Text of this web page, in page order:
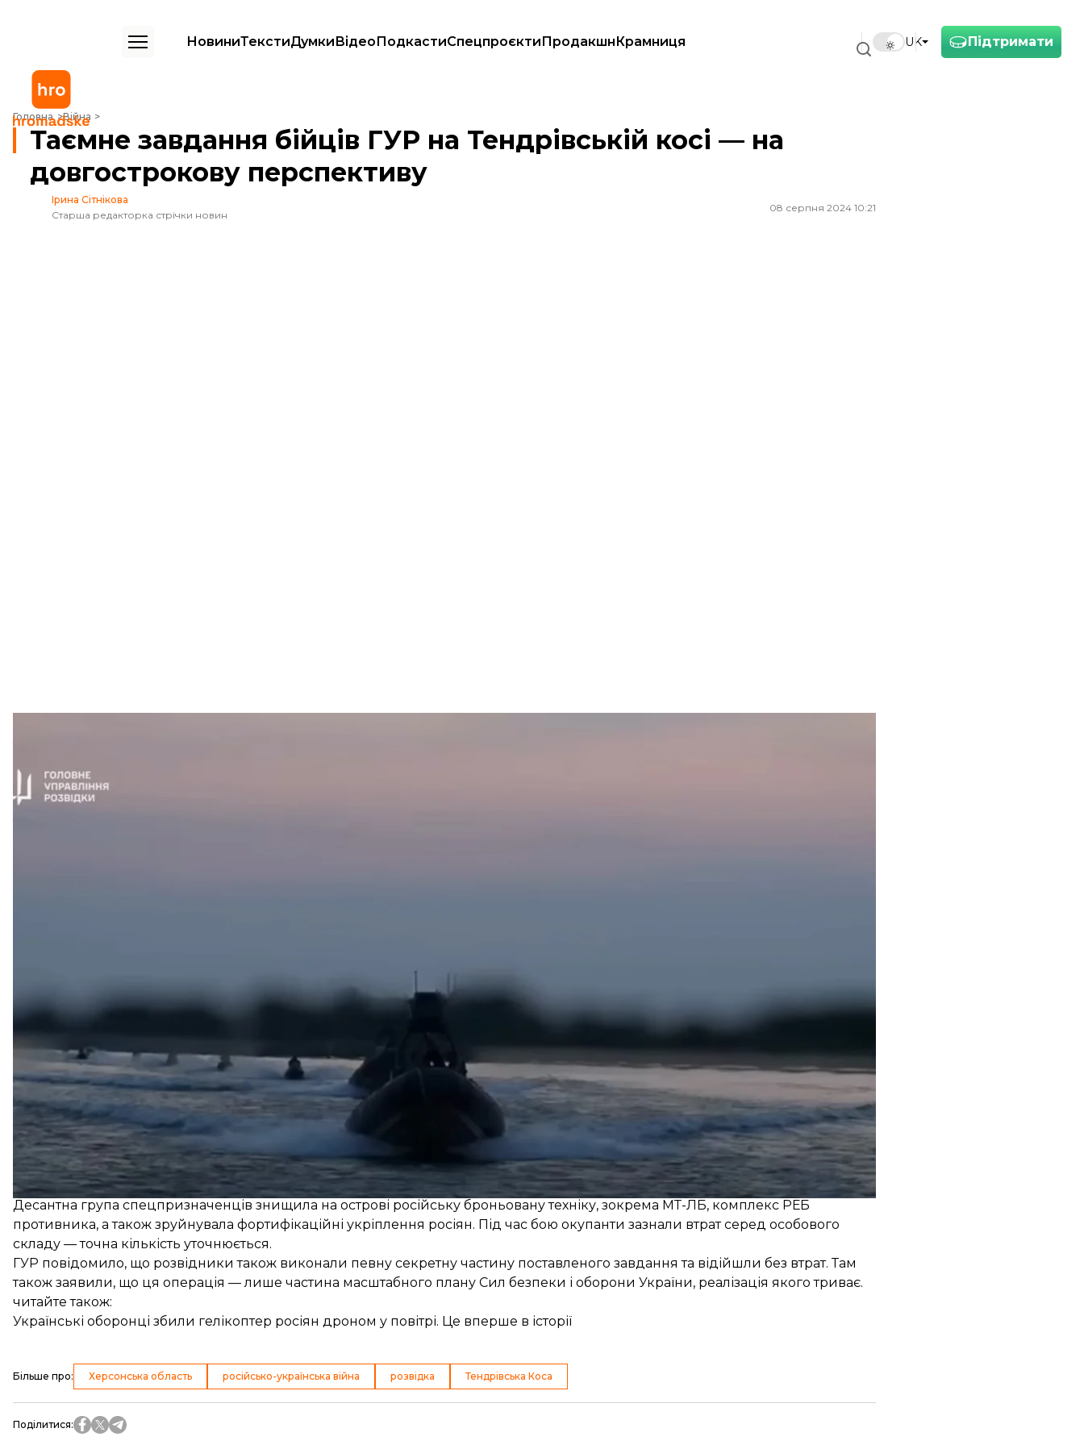
Підтримати
UK
НовиниТекстиДумкиВідеоПодкастиСпецпроєктиПродакшнКрамниця
Головна Війна
Таємне завдання бійців ГУР на Тендрівській косі — на довгострокову перспективу
Таємне завдання бійців ГУР на Тендрівській косі — на
довгострокову перспективу
Ірина Сітнікова
Старша редакторка стрічки новин
08 серпня 2024 10:21
довгострокову перспективу».
Про це сказав голова Ради резервістів Сухопутних військ ЗСУ Іван Тимочко в етері телемаратону «Єдині новини».
«Завдання, які покладалися на бійців, мали б дати довгостроковий результат, перспективу»
Він додав, що такі операції вимагають ретельної попередньої розвідки, що свідчить про наявність потужної агентурної
мережі України в Криму. За його словами, це дає можливість знати, де є сліпі плями
в російській системі контролю за морем.
На думку Тимочко, ця операція також має інформаційний вплив. Зокрема, він порівняв її з операцією зповернення «вишок
Бойка» в Чорному морі
під контроль України.
Що за операція?
Українські розвідники вночі здійснили наліт на острів Тендрівська коса , що біля берегів Херсонської області.
Десантна група спецпризначенців знищила на острові російську броньовану техніку, зокрема МТ-ЛБ, комплекс РЕБ
противника, а також зруйнувала фортифікаційні укріплення росіян. Під час бою окупанти зазнали втрат серед особового
складу — точна кількість уточнюється.
ГУР повідомило, що розвідники також виконали певну секретну частину поставленого завдання та відійшли без втрат. Там
також заявили, що ця операція — лише частина масштабного плану Сил безпеки і оборони України, реалізація якого триває.
читайте також:
Українські оборонці збили гелікоптер росіян дроном у повітрі. Це вперше в історії
Більше про: Херсонська область російсько-українська війна розвідка Тендрівська Коса
Поділитися: